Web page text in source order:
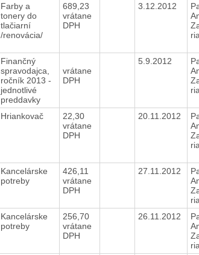
Farby a
tonery do
tlačiarní
/renovácia/
689,23
vrátane
DPH
3.12.2012
Finančný
spravodajca,
ročník 2013 -
jednotlivé
preddavky
vrátane
DPH
5.9.2012
Hriankovač
22,30
vrátane
DPH
20.11.2012
Kancelárske
potreby
426,11
vrátane
DPH
27.11.2012
Kancelárske
potreby
256,70
vrátane
DPH
26.11.2012